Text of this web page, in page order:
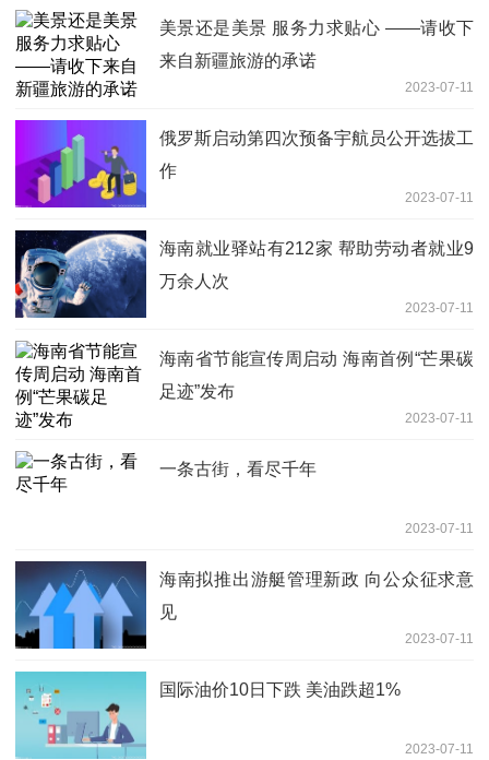
美景还是美景 服务力求贴心 ——请收下
来自新疆旅游的承诺
2023-07-11
俄罗斯启动第四次预备宇航员公开选拔工
作
2023-07-11
海南就业驿站有212家 帮助劳动者就业9
万余人次
2023-07-11
海南省节能宣传周启动 海南首例“芒果碳
足迹”发布
2023-07-11
一条古街，看尽千年
2023-07-11
海南拟推出游艇管理新政 向公众征求意
见
2023-07-11
国际油价10日下跌 美油跌超1%
2023-07-11